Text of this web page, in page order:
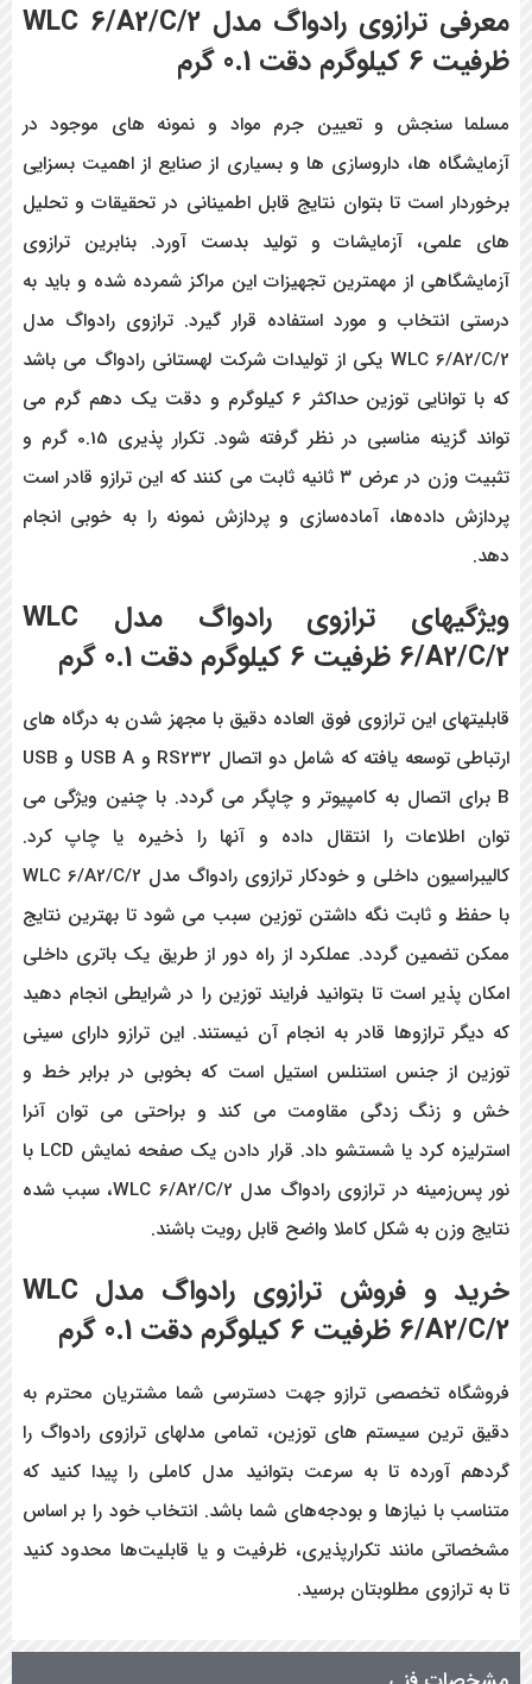
معرفی ترازوی رادواگ مدل WLC 6/A2/C/2
ظرفیت 6 کیلوگرم دقت 0.1 گرم
مسلما سنجش و تعیین جرم مواد و نمونه های موجود در
آزمایشگاه ها، داروسازی ها و بسیاری از صنایع از اهمیت بسزایی
برخوردار است تا بتوان نتایج قابل اطمینانی در تحقیقات و تحلیل
های علمی، آزمایشات و تولید بدست آورد. بنابرین ترازوی
آزمایشگاهی از مهمترین تجهیزات این مراکز شمرده شده و باید به
درستی انتخاب و مورد استفاده قرار گیرد. ترازوی رادواگ مدل
WLC 6/A2/C/2 یکی از تولیدات شرکت لهستانی رادواگ می باشد
که با توانایی توزین حداکثر ۶ کیلوگرم و دقت یک دهم گرم می
تواند گزینه مناسبی در نظر گرفته شود. تکرار پذیری 0.15 گرم و
تثبیت وزن در عرض ۳ ثانیه ثابت می کنند که این ترازو قادر است
پردازش داده‌ها، آماده‌سازی و پردازش نمونه را به خوبی انجام
دهد.
ویژگیهای
ترازوی رادواگ مدل WLC
6/A2/C/2 ظرفیت 6 کیلوگرم دقت 0.1 گرم
قابلیتهای این ترازوی فوق العاده دقیق با مجهز شدن به درگاه های
ارتباطی توسعه یافته که شامل دو اتصال RS232 و USB A و USB
B برای اتصال به کامپیوتر و چاپگر می گردد. با چنین ویژگی می
توان اطلاعات را انتقال داده و آنها را ذخیره یا چاپ کرد.
کالیبراسیون داخلی و خودکار
ترازوی رادواگ مدل WLC 6/A2/C/2
با حفظ و ثابت نگه داشتن توزین سبب می شود تا بهترین نتایج
ممکن تضمین گردد. عملکرد از راه دور از طریق یک باتری داخلی
امکان پذیر است تا بتوانید فرایند توزین را در شرایطی انجام دهید
که دیگر ترازوها قادر به انجام آن نیستند. این ترازو دارای سینی
توزین از جنس استنلس استیل است که بخوبی در برابر خط و
خش و زنگ زدگی مقاومت می کند و براحتی می توان آنرا
استرلیزه کرد یا شستشو داد. قرار دادن یک صفحه نمایش LCD با
نور پس‌زمینه در ترازوی رادواگ مدل WLC 6/A2/C/2، سبب شده
نتایج وزن به شکل کاملا واضح قابل رویت باشند.
خرید و فروش
ترازوی رادواگ مدل WLC
6/A2/C/2 ظرفیت 6 کیلوگرم دقت 0.1 گرم
فروشگاه تخصصی ترازو جهت دسترسی شما مشتریان محترم به
دقیق ترین سیستم های توزین، تمامی مدلهای ترازوی رادواگ را
گردهم آورده تا به سرعت بتوانید مدل کاملی را پیدا کنید که
متناسب با نیازها و بودجه‌های شما باشد. انتخاب خود را بر اساس
مشخصاتی مانند تکرارپذیری، ظرفیت و یا قابلیت‌ها محدود کنید
تا به ترازوی مطلوبتان برسید.